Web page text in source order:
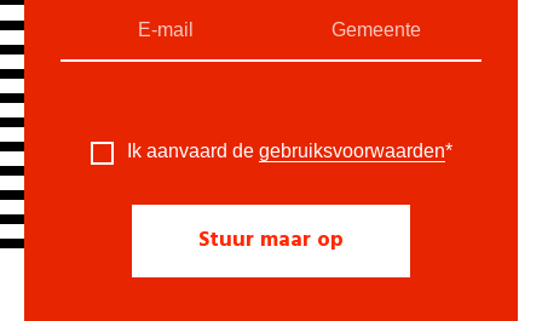
Ik aanvaard de gebruiksvoorwaarden*